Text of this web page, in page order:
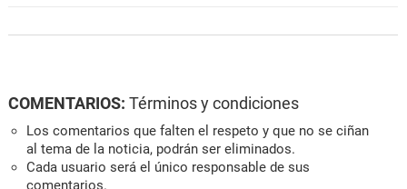
COMENTARIOS: Términos y condiciones
Los comentarios que falten el respeto y que no se ciñan
al tema de la noticia, podrán ser eliminados.
Cada usuario será el único responsable de sus
comentarios.